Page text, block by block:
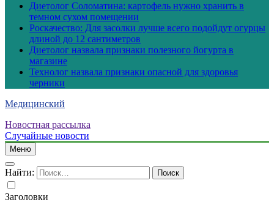
Диетолог Соломатина: картофель нужно хранить в
темном сухом помещении
Роскачество: Для засолки лучше всего подойдут огурцы
длиной до 12 сантиметров
Диетолог назвала признаки полезного йогурта в
магазине
Технолог назвала признаки опасной для здоровья
черники
Медицинский
Новостная рассылка
Случайные новости
Меню
Найти:
Заголовки